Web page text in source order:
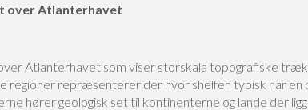
over Atlanterhavet
Atlanterhavet som viser storskala topografiske
regioner repræsenterer der hvor shelfen typisk har en
hører geologisk set til kontinenterne og lande der